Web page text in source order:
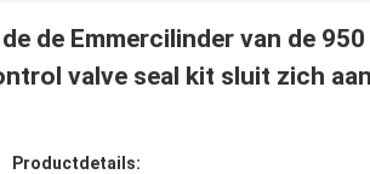
de Emmercilinder van de
valve seal kit sluit zich
Productdetails: